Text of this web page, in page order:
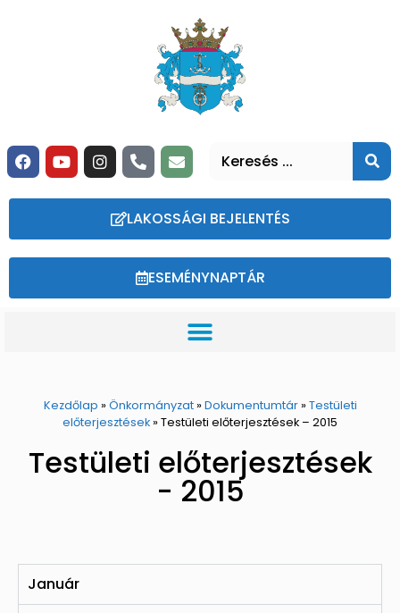
LAKOSSÁGI BEJELENTÉS
ESEMÉNYNAPTÁR
Kezdőlap » Önkormányzat» Dokumentumtár» Testületi
előterjesztések» Testületi előterjesztések – 2015
Testületi előterjesztések
- 2015
Január